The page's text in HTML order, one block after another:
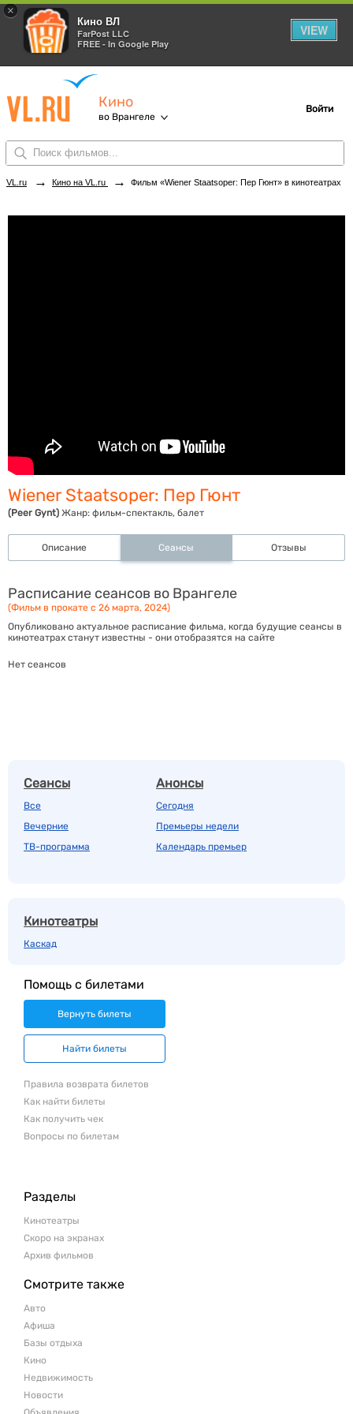
×
Кино ВЛ
FarPost LLC
FREE - In Google Play
VIEW
Кино
во Врангеле
Войти
VL.ru → Кино на VL.ru → Фильм «Wiener Staatsoper: Пер Гюнт» в кинотеатрах Врангеля. Купить билеты!
Wiener Staatsoper: Пер Гюнт
(Peer Gynt) Жанр: фильм-спектакль, балет
Описание Сеансы Отзывы
Расписание сеансов во Врангеле
(Фильм в прокате с 26 марта, 2024)
Опубликовано актуальное расписание фильма, когда будущие сеансы в
кинотеатрах станут известны - они отобразятся на сайте
Нет сеансов
Сеансы
Все
Вечерние
ТВ-программа
Анонсы
Сегодня
Премьеры недели
Календарь премьер
Кинотеатры
Каскад
Помощь с билетами
Вернуть билеты
Найти билеты
Правила возврата билетов
Как найти билеты
Как получить чек
Вопросы по билетам
Разделы
Кинотеатры
Скоро на экранах
Архив фильмов
Смотрите также
Авто
Афиша
Базы отдыха
Кино
Недвижимость
Новости